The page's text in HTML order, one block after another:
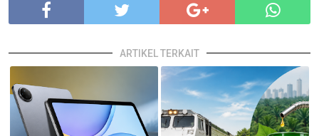
ARTIKEL TERKAIT